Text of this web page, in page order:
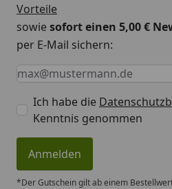
Vorteile
sowiesofort einen 5,00 €
per E-Mail sichern:
Keine Eingabe erforderlich
Eingabe erforderlich
E-Mail *
Ich habe die
Kenntnis genommen
Anmelden
*Der Gutschein gilt ab einem